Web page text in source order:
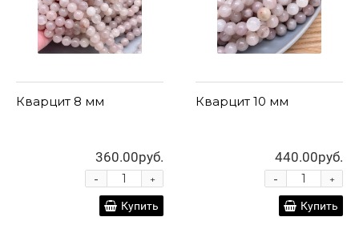
Кварцит 8 мм
360.00руб.
+
-
Купить
Кварцит 10 мм
440.00руб.
+
-
Купить